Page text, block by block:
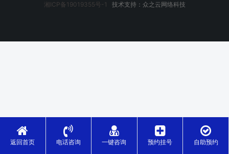
湘ICP备19019355号-1 技术支持：众之云网络科技
返回首页 电话咨询 一键咨询 预约挂号 自助预约